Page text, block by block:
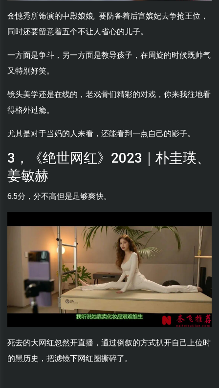
金憓秀所饰演的中殿娘娘, 要防备着后宫嫔妃去争抢王位，
同时还要留意着五个不让人省心的儿子。
一方面是争斗，另一方面是教导孩子，在周旋的时候既帅气
又特别好笑。
镜头美学还是在线的，老戏骨们精彩的对戏，你来我往地看
得格外过瘾。
尤其是对于当妈的人来看，还能看到一点自己的影子。
3，《绝世网红》2023｜朴圭瑛、
姜敏赫
6.5分，分不高但是足够爽快。
死去的大网红忽然开直播，通过倒叙的方式扒开自己上位时
的黑历史，把滤镜下网红圈撕碎了。